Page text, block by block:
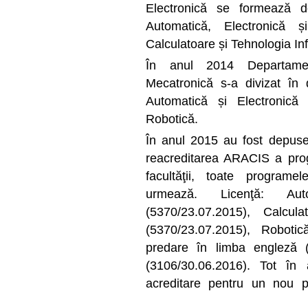
Electronică se formează
Automatică, Electronică
Calculatoare și Tehnologia
În anul 2014
Mecatronică s-a divizat în
Automatică și
Robotică.
În anul 2015 au fost
reacreditarea ARACIS a
facultăţii, toate
urmează. Licenţă:
(5370/23.07.2015),
(5370/23.07.2015),
predare în limba engleză
(3106/30.06.2016). Tot
acreditare pentru un nou